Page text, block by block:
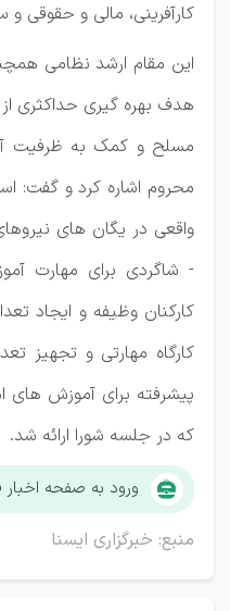
کارآفرینی، مالی و حقوقی و
هدف بهره گیری حداکثری
مسلح و کمک به ظرفیت
واقعی در یگان های
- شاگردی برای مهارت
پیشرفته برای آموزش های
که در جلسه شورا ارائه شد.
ورود به صفحه اخبار
منبع: خبرگزاری ایسنا